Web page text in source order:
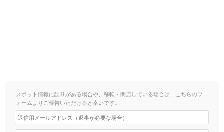
スポット情報に誤りがある場合や、移転・閉店している場合は、こちらのフ
ォームよりご報告いただけると幸いです。